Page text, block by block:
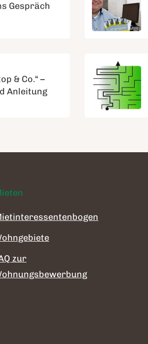
Gespräch
& Co.“ –
Anleitung
zur